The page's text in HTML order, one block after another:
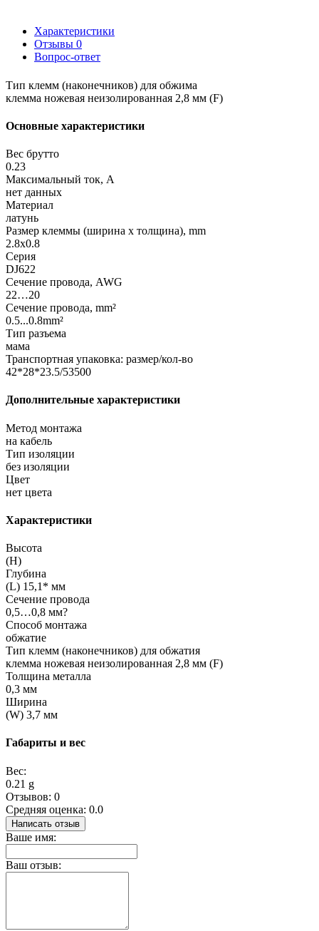
Характеристики
Отзывы 0
Вопрос-ответ
Тип клемм (наконечников) для обжима
клемма ножевая неизолированная 2,8 мм (F)
Основные характеристики
Вес брутто
0.23
Максимальный ток, А
нет данных
Материал
латунь
Размер клеммы (ширина х толщина), mm
2.8x0.8
Серия
DJ622
Сечение провода, AWG
22…20
Сечение провода, mm²
0.5...0.8mm²
Тип разъема
мама
Транспортная упаковка: размер/кол-во
42*28*23.5/53500
Дополнительные характеристики
Метод монтажа
на кабель
Тип изоляции
без изоляции
Цвет
нет цвета
Характеристики
Высота
(H)
Глубина
(L) 15,1* мм
Сечение провода
0,5…0,8 мм?
Способ монтажа
обжатие
Тип клемм (наконечников) для обжатия
клемма ножевая неизолированная 2,8 мм (F)
Толщина металла
0,3 мм
Ширина
(W) 3,7 мм
Габариты и вес
Вес:
0.21 g
Отзывов: 0
Средняя оценка: 0.0
Написать отзыв
Ваше имя:
Ваш отзыв: